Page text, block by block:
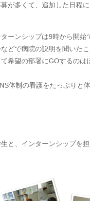
が多くて、追加した日程
ーンシップは9時から開始
どで病院の説明を聞いた
希望の部署にGOするのは
体制の看護をたっぷりと
と、インターンシップを